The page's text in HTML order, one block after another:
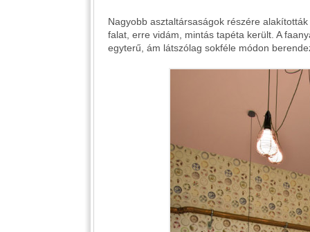
Nagyobb asztaltársaságok részére
falat, erre vidám, mintás tapéta került. A
egyterű, ám látszólag sokféle módon